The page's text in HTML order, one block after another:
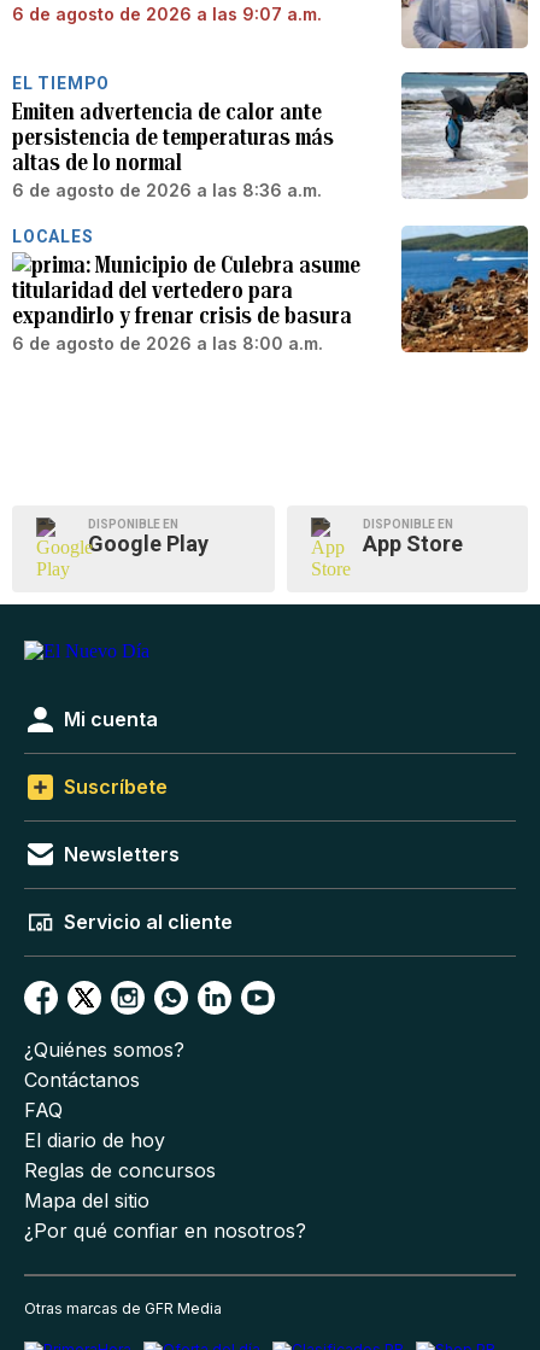
6 de agosto de 2026 a las 9:07 a.m.
EL TIEMPO
Emiten advertencia de calor ante
persistencia de temperaturas más
altas de lo normal
6 de agosto de 2026 a las 8:36 a.m.
LOCALES
Municipio de Culebra asume
titularidad del vertedero para
expandirlo y frenar crisis de basura
6 de agosto de 2026 a las 8:00 a.m.
DISPONIBLE EN
Google Play
DISPONIBLE EN
App Store
Mi cuenta
Suscríbete
Newsletters
Servicio al cliente
¿Quiénes somos?
Contáctanos
FAQ
El diario de hoy
Reglas de concursos
Mapa del sitio
¿Por qué confiar en nosotros?
Otras marcas de GFR Media